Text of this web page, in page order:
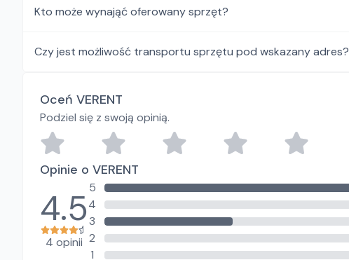
Kto może wynająć oferowany sprzęt?
Czy jest możliwość transportu sprzętu pod wskazany adres?
Oceń VERENT
Podziel się z swoją opinią.
Opinie o VERENT
4.5
4 opinii
5
4
3
2
1